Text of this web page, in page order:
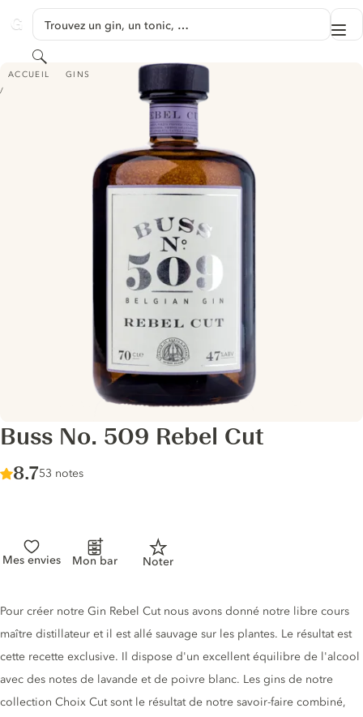
GINVENTORY
Trouvez un gin, un tonic, …
Rechercher
ACCUEIL GINS
BUSS NO. 509 REBEL CUT
Buss No. 509 Rebel Cut
Score :
8.7/ 10
53 notes
Mes envies Mon bar Noter
Description du gin
Pour créer notre Gin Rebel Cut nous avons donné notre libre cours
maître distillateur et il est allé sauvage sur les plantes. Le résultat est
cette recette exclusive. Il dispose d'un excellent équilibre de l'alcool
avec des notes de lavande et de poivre blanc. Les gins de notre
collection Choix Cut sont le résultat de notre savoir-faire combiné,